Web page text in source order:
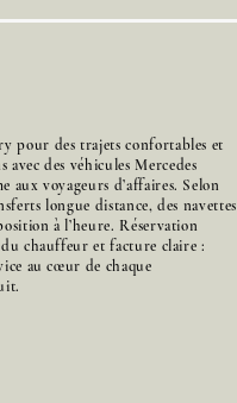
pour des trajets confortables et
des véhicules Mercedes
aux voyageurs d’affaires. Selon
longue distance, des navettes
à l’heure. Réservation
chauffeur et facture claire :
au cœur de chaque